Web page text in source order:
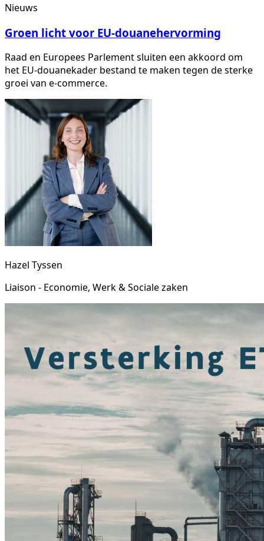
Nieuws
Groen licht voor EU-douanehervorming
Raad en Europees Parlement sluiten een akkoord om
het EU-douanekader bestand te maken tegen de sterke
groei van e-commerce.
Hazel Tyssen
Liaison - Economie, Werk & Sociale zaken